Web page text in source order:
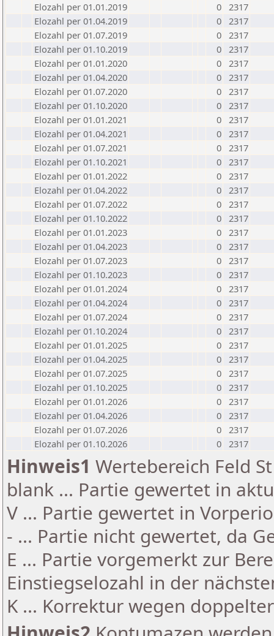
Elozahl per 01.01.2019
0 2317
Elozahl per 01.04.2019
0 2317
Elozahl per 01.07.2019
0 2317
Elozahl per 01.10.2019
0 2317
Elozahl per 01.01.2020
0 2317
Elozahl per 01.04.2020
0 2317
Elozahl per 01.07.2020
0 2317
Elozahl per 01.10.2020
0 2317
Elozahl per 01.01.2021
0 2317
Elozahl per 01.04.2021
0 2317
Elozahl per 01.07.2021
0 2317
Elozahl per 01.10.2021
0 2317
Elozahl per 01.01.2022
0 2317
Elozahl per 01.04.2022
0 2317
Elozahl per 01.07.2022
0 2317
Elozahl per 01.10.2022
0 2317
Elozahl per 01.01.2023
0 2317
Elozahl per 01.04.2023
0 2317
Elozahl per 01.07.2023
0 2317
Elozahl per 01.10.2023
0 2317
Elozahl per 01.01.2024
0 2317
Elozahl per 01.04.2024
0 2317
Elozahl per 01.07.2024
0 2317
Elozahl per 01.10.2024
0 2317
Elozahl per 01.01.2025
0 2317
Elozahl per 01.04.2025
0 2317
Elozahl per 01.07.2025
0 2317
Elozahl per 01.10.2025
0 2317
Elozahl per 01.01.2026
0 2317
Elozahl per 01.04.2026
0 2317
Elozahl per 01.07.2026
0 2317
Elozahl per 01.10.2026
0 2317
Hinweis1 Wertebereich Feld
blank ... Partie gewertet in
V ... Partie gewertet in
- ... Partie nicht gewertet, da
E ... Partie vorgemerkt zur
Einstiegselozahl in der
K ... Korrektur wegen